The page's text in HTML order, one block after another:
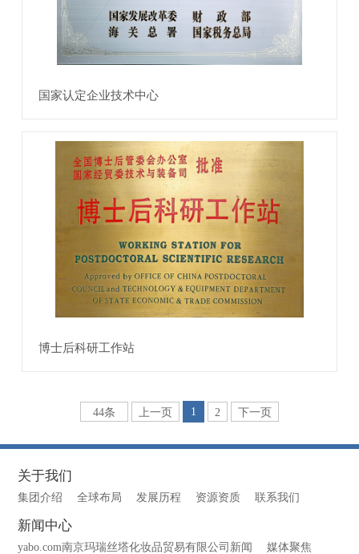
国家认定企业技术中心
博士后科研工作站
44条 上一页 1 2 下一页
关于我们
集团介绍 全球布局 发展历程 资源资质 联系我们
新闻中心
yabo.com南京玛瑞丝塔化妆品贸易有限公司新闻 媒体聚焦